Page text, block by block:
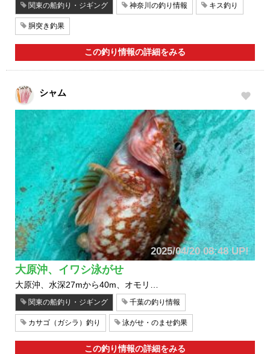
関東の船釣り・ジギング 神奈川の釣り情報 キス釣り
胴突き釣果
この釣り情報の詳細をみる
シャム
2025/04/20 08:48 UP!
大原沖、イワシ泳がせ
大原沖、水深27mから40m、オモリ…
関東の船釣り・ジギング 千葉の釣り情報
カサゴ（ガシラ）釣り 泳がせ・のませ釣果
この釣り情報の詳細をみる